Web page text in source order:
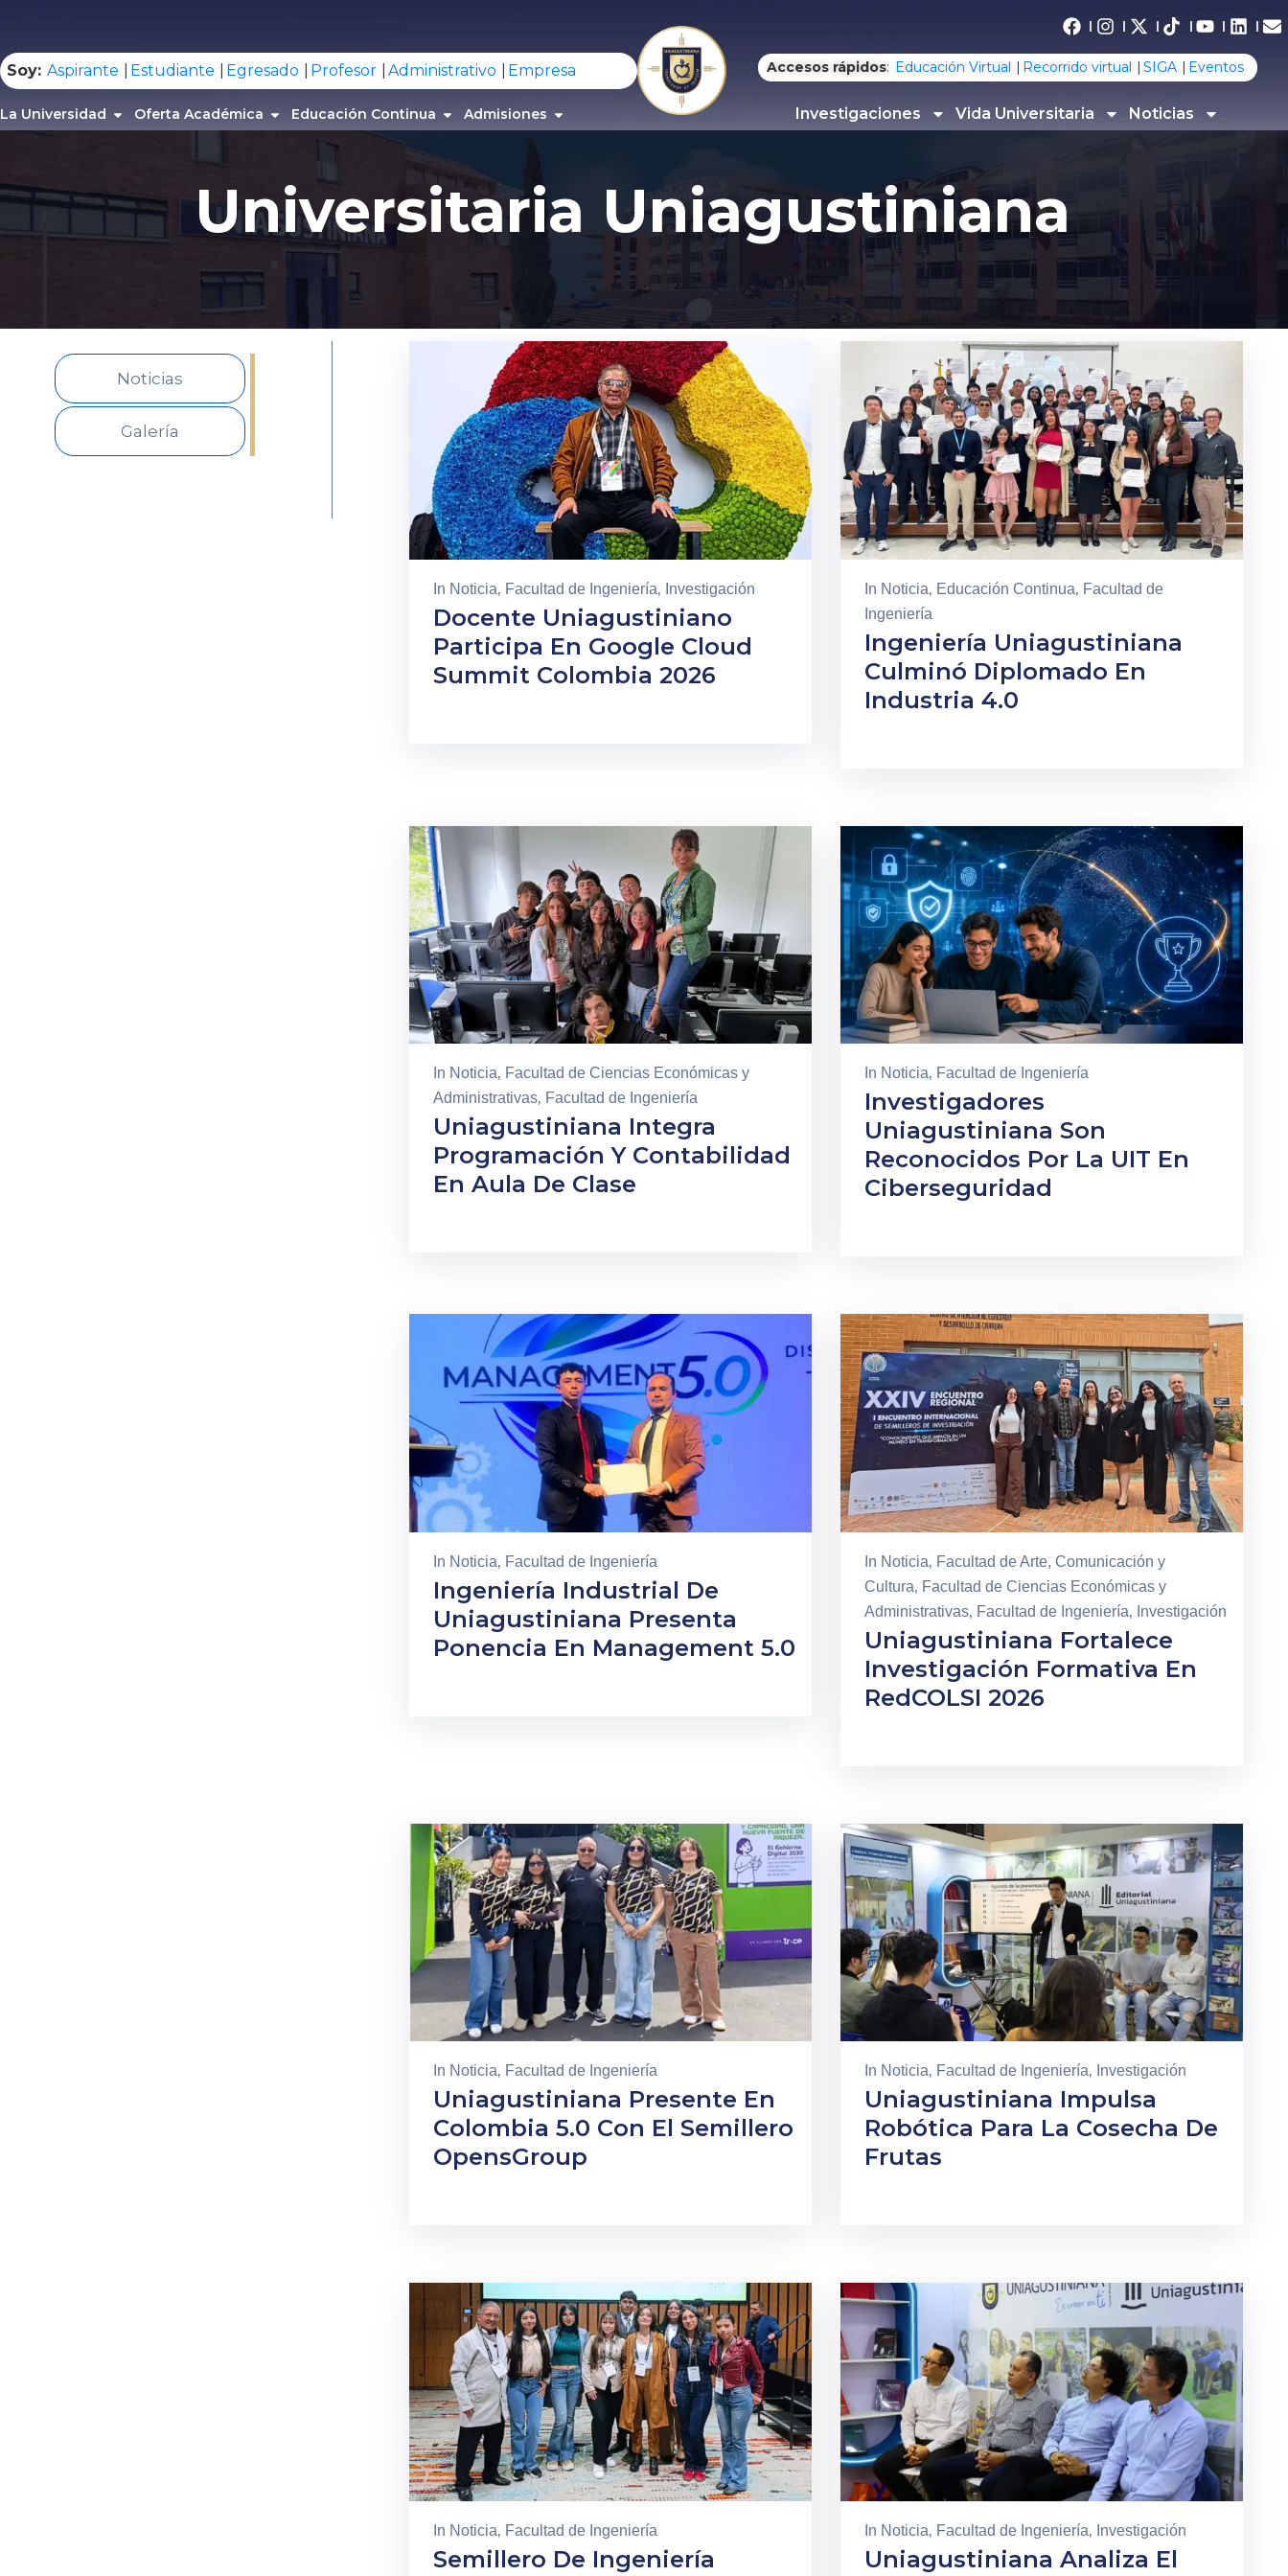
Soy: Aspirante Estudiante Egresado Profesor Administrativo Empresa
La Universidad Oferta Académica Educación Continua Admisiones
Accesos rápidos: Educación Virtual Recorrido virtual SIGA Eventos
Investigaciones Vida Universitaria Noticias
Universitaria Uniagustiniana
In Noticia‚ Facultad de Ingeniería‚ Investigación
Docente Uniagustiniano
Participa En Google Cloud
Summit Colombia 2026
In Noticia‚ Educación Continua‚ Facultad de
Ingeniería
Ingeniería Uniagustiniana
Culminó Diplomado En
Industria 4.0
In Noticia‚ Facultad de Ciencias Económicas y
Administrativas‚ Facultad de Ingeniería
Uniagustiniana Integra
Programación Y Contabilidad
En Aula De Clase
In Noticia‚ Facultad de Ingeniería
Investigadores
Uniagustiniana Son
Reconocidos Por La UIT En
Ciberseguridad
In Noticia‚ Facultad de Ingeniería
Ingeniería Industrial De
Uniagustiniana Presenta
Ponencia En Management 5.0
In Noticia‚ Facultad de Arte, Comunicación y
Cultura‚ Facultad de Ciencias Económicas y
Administrativas‚ Facultad de Ingeniería‚ Investigación
Uniagustiniana Fortalece
Investigación Formativa En
RedCOLSI 2026
In Noticia‚ Facultad de Ingeniería
Uniagustiniana Presente En
Colombia 5.0 Con El Semillero
OpensGroup
In Noticia‚ Facultad de Ingeniería‚ Investigación
Uniagustiniana Impulsa
Robótica Para La Cosecha De
Frutas
In Noticia‚ Facultad de Ingeniería
Semillero De Ingeniería
In Noticia‚ Facultad de Ingeniería‚ Investigación
Uniagustiniana Analiza El
Noticias
Galería